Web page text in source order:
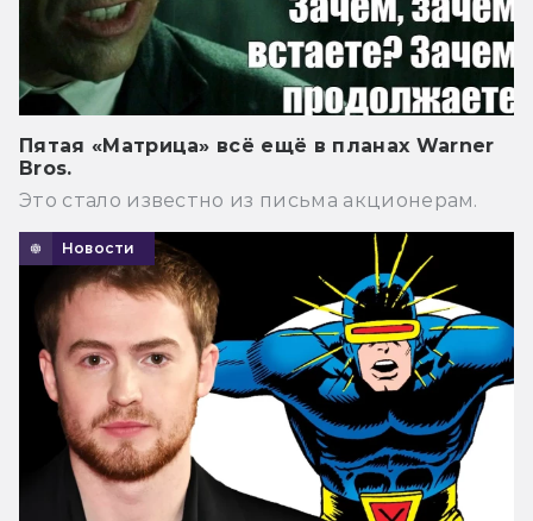
Пятая «Матрица» всё ещё в планах Warner
Bros.
Это стало известно из письма акционерам.
Новости